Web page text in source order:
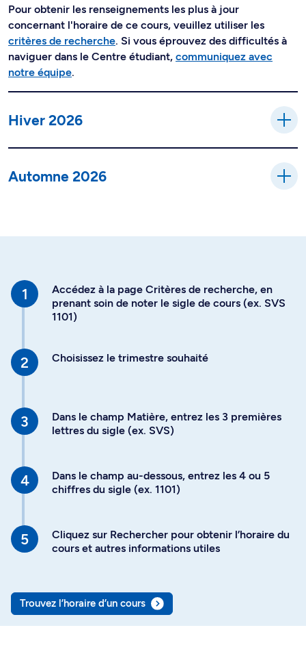
Pour obtenir les renseignements les plus à jour
concernant l'horaire de ce cours, veuillez utiliser les
critères de recherche. Si vous éprouvez des difficultés à
naviguer dans le Centre étudiant, communiquez avec
notre équipe.
Hiver 2026
Automne 2026
Accédez à la page Critères de recherche, en
prenant soin de noter le sigle de cours (ex. SVS
1101)
Choisissez le trimestre souhaité
Dans le champ Matière, entrez les 3 premières
lettres du sigle (ex. SVS)
Dans le champ au-dessous, entrez les 4 ou 5
chiffres du sigle (ex. 1101)
Cliquez sur Rechercher pour obtenir l’horaire du
cours et autres informations utiles
Trouvez l’horaire d’un cours